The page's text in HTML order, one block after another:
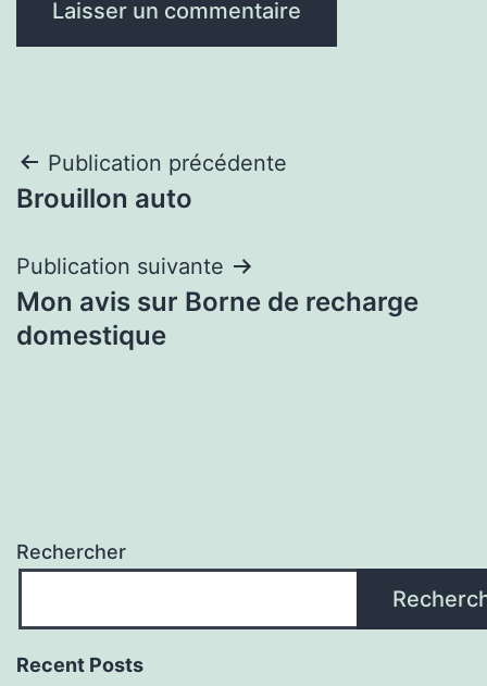
Navigation
de
l’article
Publication précédente
Brouillon auto
Publication suivante
Mon avis sur Borne de recharge
domestique
Rechercher
Recent Posts